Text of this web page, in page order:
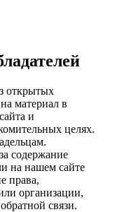
открытых
материал в
и
целях.
содержание
на нашем сайте
права,
организации,
связи.